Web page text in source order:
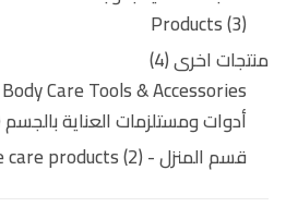
Products 3
منتجات اخرى 4
أدوات ومستلزمات العناية بالجسم
قسم المنزل - Home care products 2